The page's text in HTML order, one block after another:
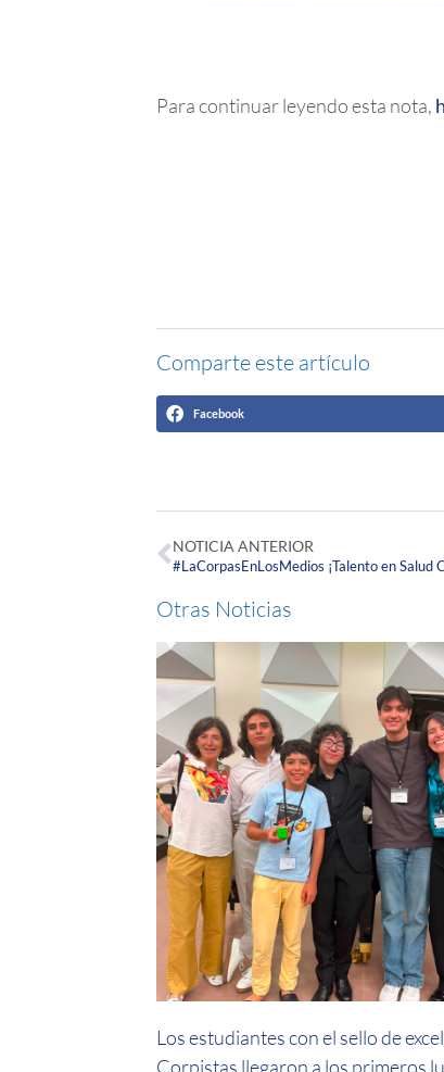
Para continuar leyendo esta nota,
Comparte este artículo
Facebook
NOTICIA ANTERIOR
Otras Noticias
Los estudiantes con el sello de
Corpistas llegaron a los primeros